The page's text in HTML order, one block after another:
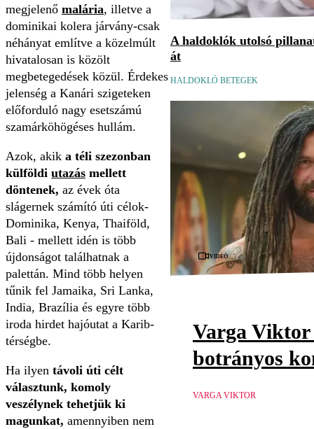
megjelenő malária, illetve a
dominikai kolera járvány-csak
néhányat említve a közelmúlt
hivatalosan is közölt
megbetegedések közül. Érdekes
jelenség a Kanári szigeteken
előforduló nagy esetszámú
szamárköhögéses hullám.
Azok, akik a téli szezonban
külföldi utazás mellett
döntenek, az évek óta
slágernek számító úti célok-
Dominika, Kenya, Thaiföld,
Bali - mellett idén is több
újdonságot találhatnak a
palettán. Mind több helyen
tűnik fel Jamaika, Sri Lanka,
India, Brazília és egyre több
iroda hirdet hajóutat a Karib-
térségbe.
Ha ilyen távoli úti célt
választunk, komoly
veszélynek tehetjük ki
magunkat, amennyiben nem
A haldoklók utolsó
át
HALDOKLÓ BETEGEK
Videó
Varga Viktor
botrányos
VARGA VIKTOR